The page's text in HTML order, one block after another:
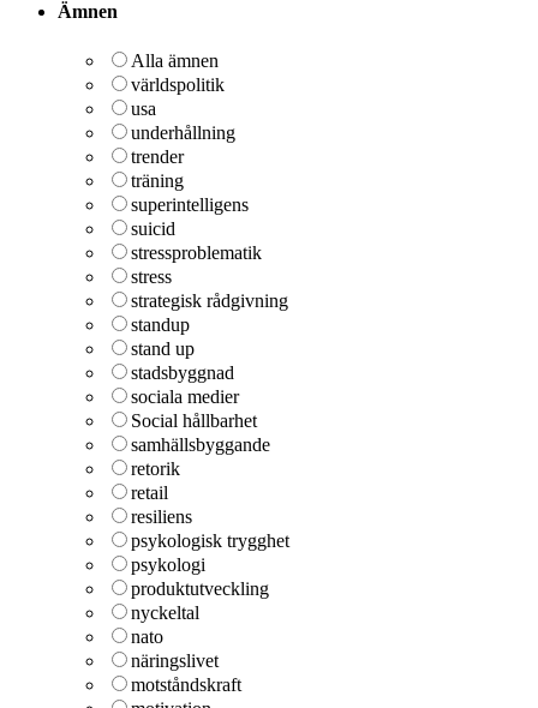
Ämnen
Alla ämnen
världspolitik
usa
underhållning
trender
träning
superintelligens
suicid
stressproblematik
stress
strategisk rådgivning
standup
stand up
stadsbyggnad
sociala medier
Social hållbarhet
samhällsbyggande
retorik
retail
resiliens
psykologisk trygghet
psykologi
produktutveckling
nyckeltal
nato
näringslivet
motståndskraft